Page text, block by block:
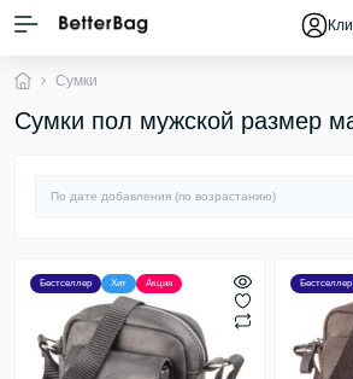
Сумки
Сумки пол мужской размер
Бестселлер Хит Акция Бестселлер